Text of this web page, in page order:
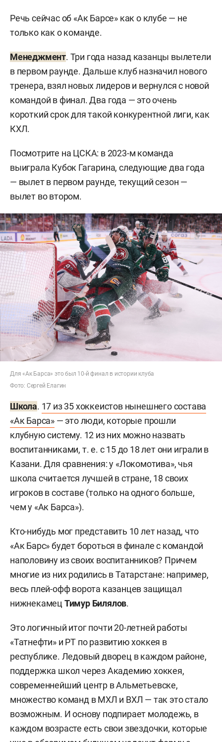
Речь сейчас об «Ак Барсе» как о клубе — не
только как о команде.
Менеджмент. Три года назад казанцы вылетели
в первом раунде. Дальше клуб назначил нового
тренера, взял новых лидеров и вернулся с новой
командой в финал. Два года — это очень
короткий срок для такой конкурентной лиги, как
КХЛ.
Посмотрите на ЦСКА: в 2023-м команда
выиграла Кубок Гагарина, следующие два года
— вылет в первом раунде, текущий сезон —
вылет во втором.
Для «Ак Барса» это был 10-й финал в истории клуба
Фото: Сергей Елагин
Школа. 17 из 35 хоккеистов нынешнего состава
«Ак Барса» — это люди, которые прошли
клубную систему. 12 из них можно назвать
воспитанниками, т. е. с 15 до 18 лет они играли в
Казани. Для сравнения: у «Локомотива», чья
школа считается лучшей в стране, 18 своих
игроков в составе (только на одного больше,
чем у «Ак Барса»).
Кто-нибудь мог представить 10 лет назад, что
«Ак Барс» будет бороться в финале с командой
наполовину из своих воспитанников? Причем
многие из них родились в Татарстане: например,
весь плей-офф ворота казанцев защищал
нижнекамецТимур Билялов.
Это логичный итог почти 20-летней работы
«Татнефти» и РТ по развитию хоккея в
республике. Ледовый дворец в каждом районе,
поддержка школ через Академию хоккея,
современнейший центр в Альметьевске,
множество команд в МХЛ и ВХЛ — так это стало
возможным. И основу подпирает молодежь, в
каждом возрасте есть свои звездочки, которые